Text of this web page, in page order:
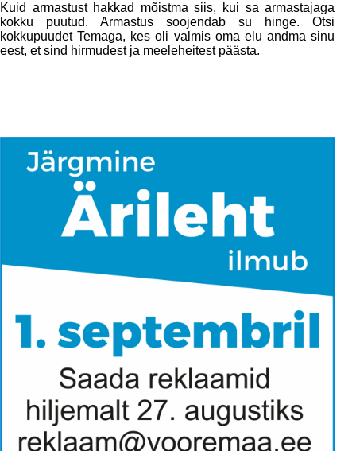
Kuid armastust hakkad mõistma siis, kui sa armastajaga
kokku puutud. Armastus soojendab su hinge. Otsi
kokkupuudet Temaga, kes oli valmis oma elu andma sinu
eest, et sind hirmudest ja meeleheitest päästa.